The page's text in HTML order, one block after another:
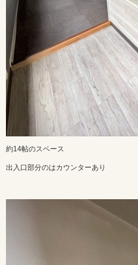
約14帖のスペース
出入口部分のはカウンターあり